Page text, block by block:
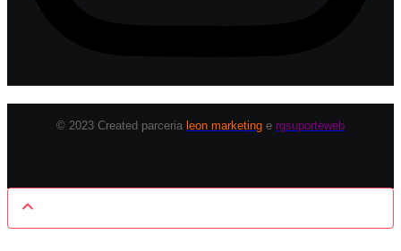
© 2023 Created parceria leon marketing e rgsuporteweb